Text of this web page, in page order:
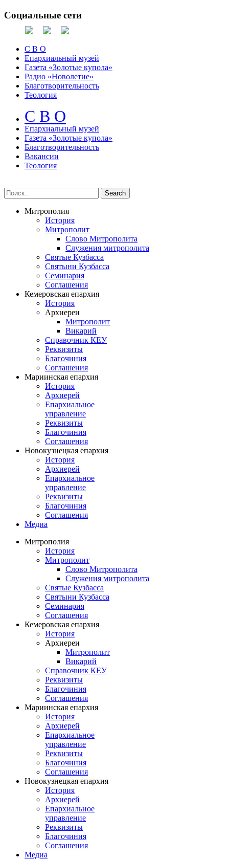
Социальные сети
С В О
Епархиальный музей
Газета «Золотые купола»
Радио «Новолетие»
Благотворительность
Теология
С В О
Епархиальный музeй
Газета «Золотые купола»
Благотворительность
Вакансии
Теология
Митрополия
История
Митрополит
Слово Митрополита
Служения митрополита
Святые Кузбасса
Святыни Кузбасса
Семинария
Соглашения
Кемеровская епархия
История
Архиереи
Митрополит
Викарий
Справочник КЕУ
Реквизиты
Благочиния
Соглашения
Мариинская епархия
История
Архиерей
Епархиальное
управление
Реквизиты
Благочиния
Соглашения
Новокузнецкая епархия
История
Архиерей
Епархиальное
управление
Реквизиты
Благочиния
Соглашения
Медиа
Митрополия
История
Митрополит
Слово Митрополита
Служения митрополита
Святые Кузбасса
Святыни Кузбасса
Семинария
Соглашения
Кемеровская епархия
История
Архиереи
Митрополит
Викарий
Справочник КЕУ
Реквизиты
Благочиния
Соглашения
Мариинская епархия
История
Архиерей
Епархиальное
управление
Реквизиты
Благочиния
Соглашения
Новокузнецкая епархия
История
Архиерей
Епархиальное
управление
Реквизиты
Благочиния
Соглашения
Медиа